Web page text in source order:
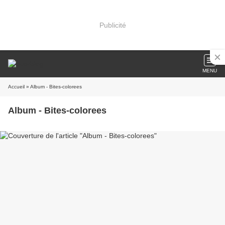
Publicité
MENU
Accueil » Album - Bites-colorees
Album - Bites-colorees